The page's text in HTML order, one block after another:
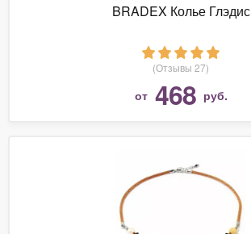
BRADEX Колье Глэдис
(Отзывы 27)
от 468 руб.